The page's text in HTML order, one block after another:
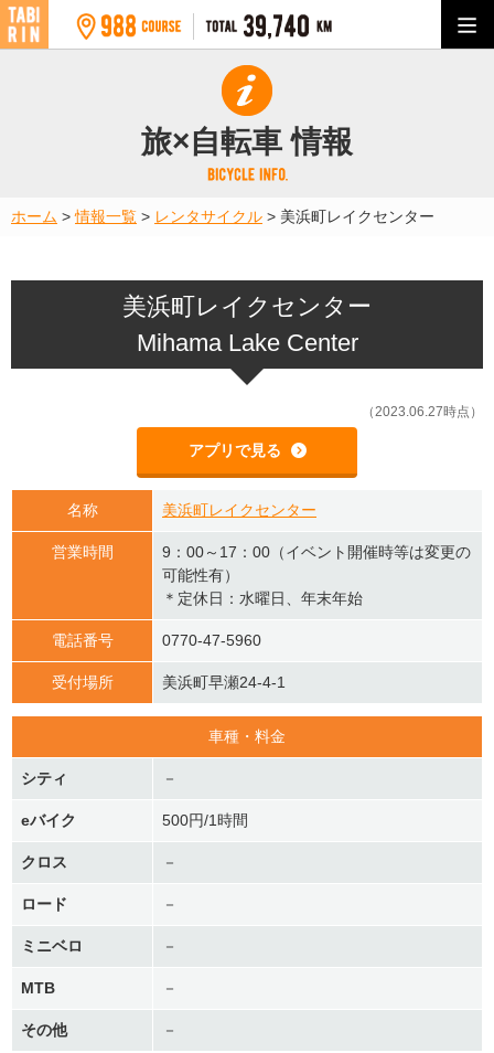
旅×自転車 情報
ホーム >情報一覧 > レンタサイクル > 美浜町レイクセンター
美浜町レイクセンター
Mihama Lake Center
（2023.06.27時点）
アプリで見る
名称 美浜町レイクセンター
営業時間
9：00～17：00（イベント開催時等は変更の
可能性有）
＊定休日：水曜日、年末年始
電話番号 0770-47-5960
受付場所 美浜町早瀬24-4-1
車種・料金
シティ －
eバイク 500円/1時間
クロス －
ロード －
ミニベロ －
MTB －
その他 －